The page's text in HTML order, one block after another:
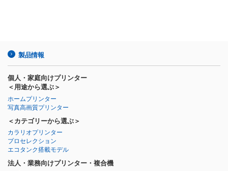
製品情報
個人・家庭向けプリンター
＜用途から選ぶ＞
ホームプリンター
写真高画質プリンター
＜カテゴリーから選ぶ＞
カラリオプリンター
プロセレクション
エコタンク搭載モデル
法人・業務向けプリンター・複合機